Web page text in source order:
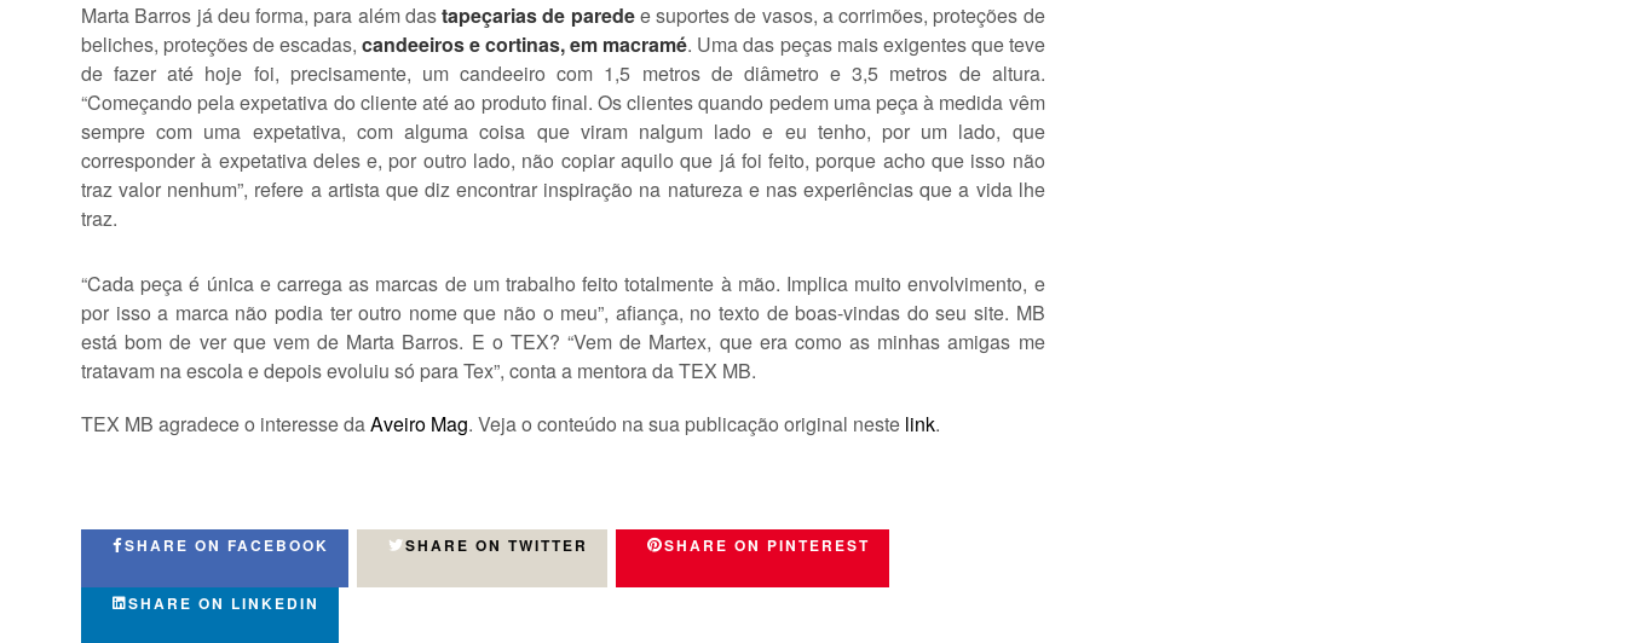
Marta Barros já deu forma, para além dastapeçarias de paredee suportes de vasos, a corrimões, proteções de
beliches, proteções de escadas,candeeiros e cortinas, em macramé. Uma das peças mais exigentes que teve
de fazer até hoje foi, precisamente, um candeeiro com 1,5 metros de diâmetro e 3,5 metros de altura.
“Começando pela expetativa do cliente até ao produto final. Os clientes quando pedem uma peça à medida vêm
sempre com uma expetativa, com alguma coisa que viram nalgum lado e eu tenho, por um lado, que
corresponder à expetativa deles e, por outro lado, não copiar aquilo que já foi feito, porque acho que isso não
traz valor nenhum”, refere a artista que diz encontrar inspiração na natureza e nas experiências que a vida lhe
traz.
“Cada peça é única e carrega as marcas de um trabalho feito totalmente à mão. Implica muito envolvimento, e
por isso a marca não podia ter outro nome que não o meu”, afiança, no texto de boas-vindas do seu site. MB
está bom de ver que vem de Marta Barros. E o TEX? “Vem de Martex, que era como as minhas amigas me
tratavam na escola e depois evoluiu só para Tex”, conta a mentora da TEX MB.
TEX MB agradece o interesse daAveiro Mag. Veja o conteúdo na sua publicação original neste link.
SHARE ON FACEBOOK SHARE ON TWITTER SHARE ON PINTEREST
SHARE ON LINKEDIN